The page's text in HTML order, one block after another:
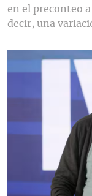
en el preconteo
decir, una